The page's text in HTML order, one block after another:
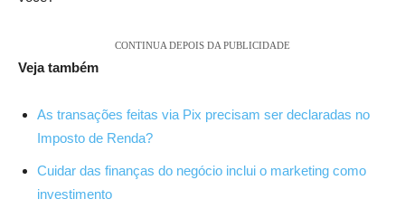
CONTINUA DEPOIS DA PUBLICIDADE
Veja também
As transações feitas via Pix precisam ser declaradas no
Imposto de Renda?
Cuidar das finanças do negócio inclui o marketing como
investimento